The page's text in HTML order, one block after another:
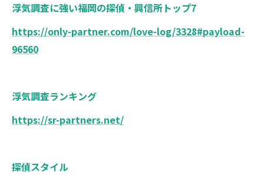
浮気調査に強い福岡の探偵・興信所トップ7
https://only-partner.com/love-log/3328#payload-
96560
浮気調査ランキング
https://sr-partners.net/
探偵スタイル